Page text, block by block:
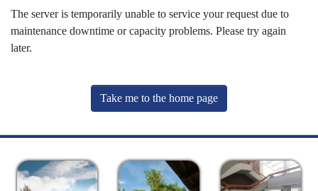
The server is temporarily unable to service your request due to
maintenance downtime or capacity problems. Please try again
later.
Take me to the home page